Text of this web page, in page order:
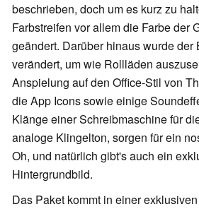
beschrieben, doch um es kurz zu
Farbstreifen vor allem die Farbe der
geändert. Darüber hinaus wurde der
verändert, um wie Rollläden
Anspielung auf den Office-Stil von
die App Icons sowie einige
Klänge einer Schreibmaschine für
analoge Klingelton, sorgen für ein
Oh, und natürlich gibt's auch ein
Hintergrundbild.
Das Paket kommt in einer